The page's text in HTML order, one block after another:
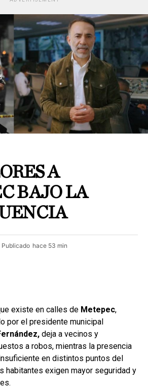
A
BAJO LA
Publicado hace 53 min
existe en calles de Metepec,
por el presidente municipal
deja a vecinos y
a robos, mientras la presencia
en distintos puntos del
habitantes exigen mayor seguridad y